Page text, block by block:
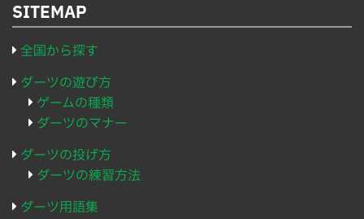
SITEMAP
全国から探す
ダーツの遊び方
ゲームの種類
ダーツのマナー
ダーツの投げ方
ダーツの練習方法
ダーツ用語集